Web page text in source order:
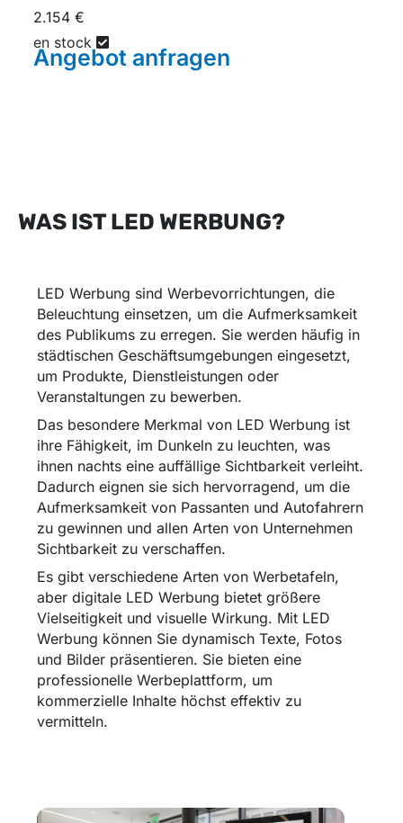
2.154 €
en stock
Angebot anfragen
WAS IST LED WERBUNG?
LED Werbung sind Werbevorrichtungen, die
Beleuchtung einsetzen, um die Aufmerksamkeit
des Publikums zu erregen. Sie werden häufig in
städtischen Geschäftsumgebungen eingesetzt,
um Produkte, Dienstleistungen oder
Veranstaltungen zu bewerben.
Das besondere Merkmal von LED Werbung ist
ihre Fähigkeit, im Dunkeln zu leuchten, was
ihnen nachts eine auffällige Sichtbarkeit verleiht.
Dadurch eignen sie sich hervorragend, um die
Aufmerksamkeit von Passanten und Autofahrern
zu gewinnen und allen Arten von Unternehmen
Sichtbarkeit zu verschaffen.
Es gibt verschiedene Arten von Werbetafeln,
aber digitale LED Werbung bietet größere
Vielseitigkeit und visuelle Wirkung. Mit LED
Werbung können Sie dynamisch Texte, Fotos
und Bilder präsentieren. Sie bieten eine
professionelle Werbeplattform, um
kommerzielle Inhalte höchst effektiv zu
vermitteln.